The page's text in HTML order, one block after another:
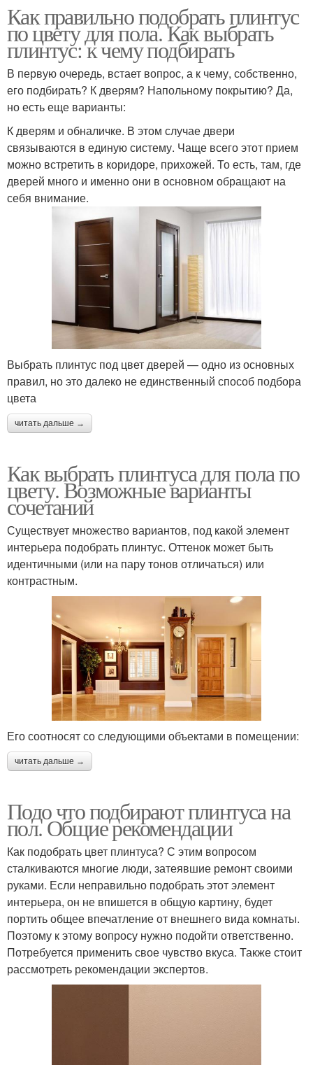
Как правильно подобрать плинтус
по цвету для пола. Как выбрать
плинтус: к чему подбирать
В первую очередь, встает вопрос, а к чему, собственно,
его подбирать? К дверям? Напольному покрытию? Да,
но есть еще варианты:
К дверям и обналичке. В этом случае двери
связываются в единую систему. Чаще всего этот прием
можно встретить в коридоре, прихожей. То есть, там, где
дверей много и именно они в основном обращают на
себя внимание.
Выбрать плинтус под цвет дверей — одно из основных
правил, но это далеко не единственный способ подбора
цвета
читать дальше →
Как выбрать плинтуса для пола по
цвету. Возможные варианты
сочетаний
Существует множество вариантов, под какой элемент
интерьера подобрать плинтус. Оттенок может быть
идентичными (или на пару тонов отличаться) или
контрастным.
Его соотносят со следующими объектами в помещении:
читать дальше →
Подо что подбирают плинтуса на
пол. Общие рекомендации
Как подобрать цвет плинтуса? С этим вопросом
сталкиваются многие люди, затеявшие ремонт своими
руками. Если неправильно подобрать этот элемент
интерьера, он не впишется в общую картину, будет
портить общее впечатление от внешнего вида комнаты.
Поэтому к этому вопросу нужно подойти ответственно.
Потребуется применить свое чувство вкуса. Также стоит
рассмотреть рекомендации экспертов.